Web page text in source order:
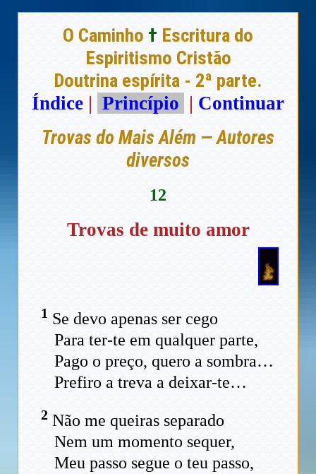
O Caminho † Escritura do
Espiritismo Cristão
Doutrina espírita - 2ª parte.
Índice | Princípio | Continuar
Trovas do Mais Além — Autores
diversos
12
Trovas de muito amor
1 Se devo apenas ser cego
Para ter-te em qualquer parte,
Pago o preço, quero a sombra…
Prefiro a treva a deixar-te…
2 Não me queiras separado
Nem um momento sequer,
Meu passo segue o teu passo,